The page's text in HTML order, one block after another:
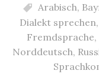
Arabisch,
Dialekt sprechen,
Fremdsprache,
Norddeutsch,